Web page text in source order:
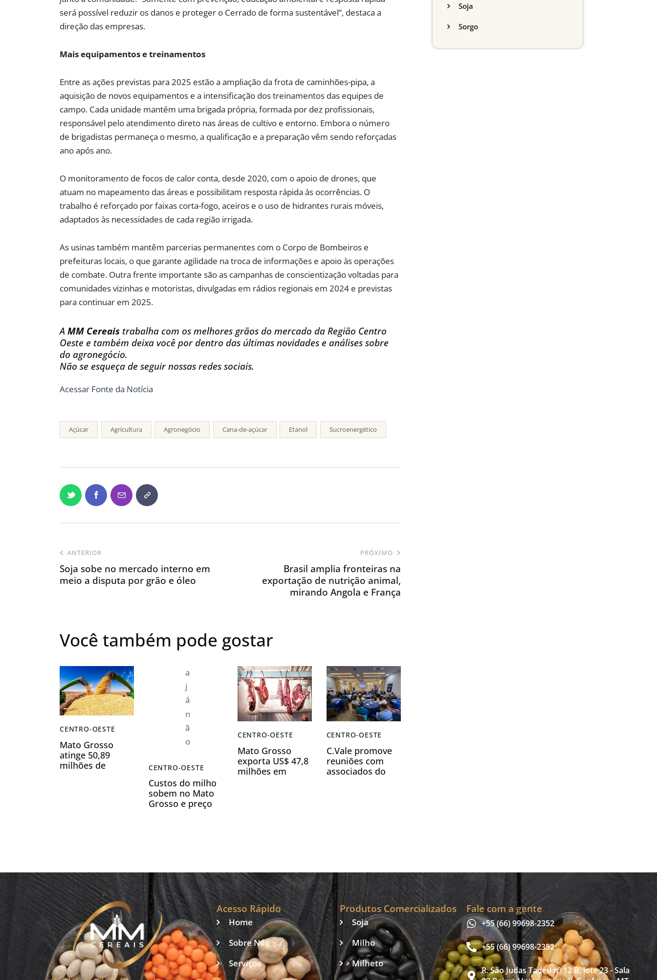
será possível reduzir os danos e proteger o Cerrado de forma sustentável”, destaca a
direção das empresas.
Mais equipamentos e treinamentos
Entre as ações previstas para 2025 estão a ampliação da frota de caminhões-pipa, a
aquisição de novos equipamentos e a intensificação dos treinamentos das equipes de
campo. Cada unidade mantém uma brigada própria, formada por dez profissionais,
responsável pelo atendimento direto nas áreas de cultivo e entorno. Embora o número
de brigadistas permaneça o mesmo, a qualificação e a preparação vêm sendo reforçadas
ano após ano.
O monitoramento de focos de calor conta, desde 2020, com o apoio de drones, que
atuam no mapeamento das áreas e possibilitam resposta rápida às ocorrências. O
trabalho é reforçado por faixas corta-fogo, aceiros e o uso de hidrantes rurais móveis,
adaptados às necessidades de cada região irrigada.
As usinas também mantêm parcerias permanentes com o Corpo de Bombeiros e
prefeituras locais, o que garante agilidade na troca de informações e apoio às operações
de combate. Outra frente importante são as campanhas de conscientização voltadas para
comunidades vizinhas e motoristas, divulgadas em rádios regionais em 2024 e previstas
para continuar em 2025.
A MM Cereais trabalha com os melhores grãos do mercado da Região Centro
Oeste e também deixa você por dentro das últimas novidades e análises sobre
do agronegócio.
Não se esqueça de seguir nossas redes sociais.
Acessar Fonte da Notícia
Açúcar Agricultura Agronegócio Cana-de-açúcar Etanol Sucroenergético
ANTERIOR
Soja sobe no mercado interno em
meio a disputa por grão e óleo
PRÓXIMO
Brasil amplia fronteiras na
exportação de nutrição animal,
mirando Angola e França
Você também pode gostar
CENTRO-OESTE
Mato Grosso
atinge 50,89
milhões de
CENTRO-OESTE
Custos do milho
sobem no Mato
Grosso e preço
CENTRO-OESTE
Mato Grosso
exporta US$ 47,8
milhões em
CENTRO-OESTE
C.Vale promove
reuniões com
associados do
Soja
Sorgo
Acesso Rápido
Home
Sobre Nós
Serviços
Produtos Comercializados
Soja
Milho
Milheto
Fale com a gente
+55 (66) 99698-2352
+55 (66) 99698-2352
R. São Judas Tadeu nº 12 B, lote 23 - Sala